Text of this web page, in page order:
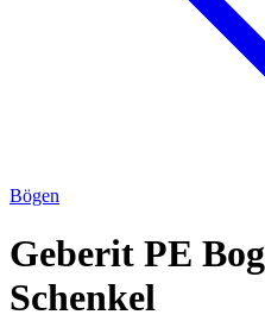
Bögen
Geberit PE
Schenkel